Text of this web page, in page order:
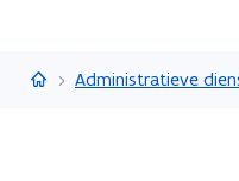
Vlaanderen.be